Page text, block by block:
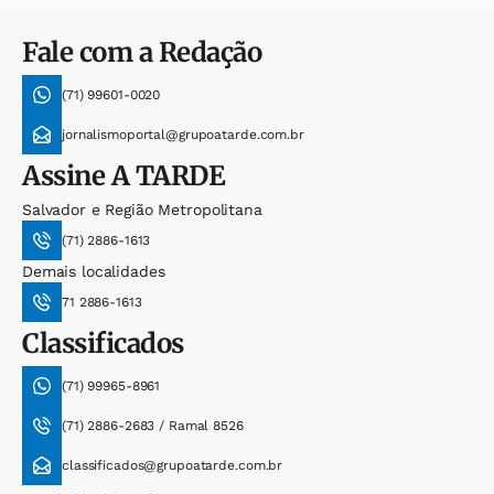
Fale com a Redação
(71) 99601-0020
jornalismoportal@grupoatarde.com.br
AssineA TARDE
Salvador e Região Metropolitana
(71) 2886-1613
Demais localidades
71 2886-1613
Classificados
(71) 99965-8961
(71) 2886-2683 / Ramal 8526
classificados@grupoatarde.com.br